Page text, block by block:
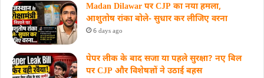
Madan Dilawar पर CJP का नया हमला,
आशुतोष रांका बोले- सुधार कर लीजिए वरना
6 days ago
पेपर लीक के बाद सजा या पहले सुरक्षा? नए बिल
पर CJP और विशेषज्ञों ने उठाई बहस